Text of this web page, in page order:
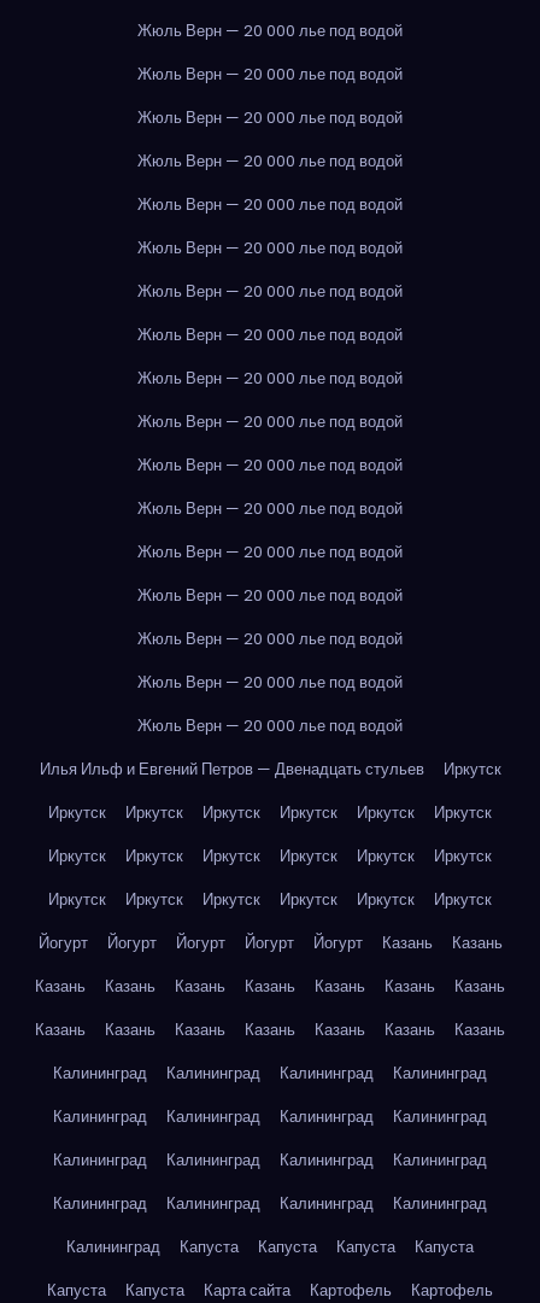
Жюль Верн — 20 000 лье под водой
Жюль Верн — 20 000 лье под водой
Жюль Верн — 20 000 лье под водой
Жюль Верн — 20 000 лье под водой
Жюль Верн — 20 000 лье под водой
Жюль Верн — 20 000 лье под водой
Жюль Верн — 20 000 лье под водой
Жюль Верн — 20 000 лье под водой
Жюль Верн — 20 000 лье под водой
Жюль Верн — 20 000 лье под водой
Жюль Верн — 20 000 лье под водой
Жюль Верн — 20 000 лье под водой
Жюль Верн — 20 000 лье под водой
Жюль Верн — 20 000 лье под водой
Жюль Верн — 20 000 лье под водой
Жюль Верн — 20 000 лье под водой
Жюль Верн — 20 000 лье под водой
Илья Ильф и Евгений Петров — Двенадцать стульев
Иркутск
Иркутск
Иркутск Иркутск Иркутск Иркутск
Иркутск
Иркутск
Иркутск Иркутск Иркутск Иркутск
Иркутск
Иркутск
Иркутск Иркутск Иркутск Иркутск
Иркутск
Йогурт
Йогурт Йогурт Йогурт Йогурт Казань
Казань
Казань
Казань Казань Казань Казань Казань
Казань
Казань
Казань Казань Казань Казань Казань
Казань
Калининград
Калининград Калининград
Калининград
Калининград
Калининград Калининград
Калининград
Калининград
Калининград Калининград
Калининград
Калининград
Калининград Калининград
Калининград
Калининград
Капуста Капуста Капуста
Капуста
Капуста
Капуста Карта сайта Картофель
Картофель